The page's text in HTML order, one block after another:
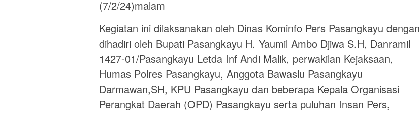
(7/2/24)malam
Kegiatan ini dilaksanakan oleh Dinas Kominfo Pers Pasangkayu dengan
dihadiri oleh Bupati Pasangkayu H. Yaumil Ambo Djiwa S.H, Danramil
1427-01/Pasangkayu Letda Inf Andi Malik, perwakilan Kejaksaan,
Humas Polres Pasangkayu, Anggota Bawaslu Pasangkayu
Darmawan,SH, KPU Pasangkayu dan beberapa Kepala Organisasi
Perangkat Daerah (OPD) Pasangkayu serta puluhan Insan Pers,